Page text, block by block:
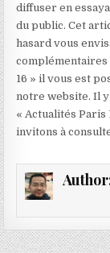
diffuser en
du public. Cet
hasard vous
complémentaires
16 » il vous est
notre website. Il
« Actualités Paris
invitons à